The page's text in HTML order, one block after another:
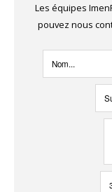
Les équipes
pouvez nous